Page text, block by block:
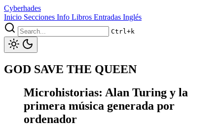
Cyberhades
Inicio Secciones Info Libros Entradas Inglés
Ctrl+k
GOD SAVE THE QUEEN
Microhistorias: Alan Turing y la
primera música generada por
ordenador